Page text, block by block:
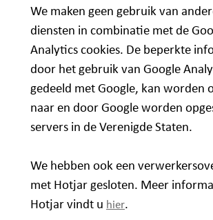
We maken geen gebruik van
diensten in combinatie met de
Analytics cookies. De beperkte
door het gebruik van Google
gedeeld met Google, kan worden
naar en door Google worden
servers in de Verenigde Staten.
We hebben ook een
met Hotjar gesloten. Meer
Hotjar vindt u hier.